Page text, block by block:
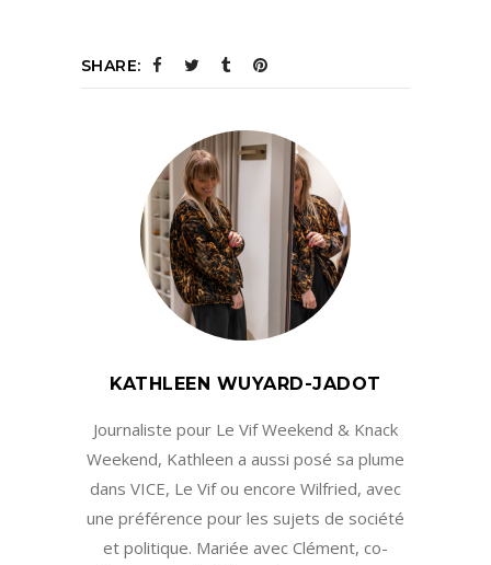
SHARE:
KATHLEEN WUYARD-JADOT
Journaliste pour Le Vif Weekend & Knack
Weekend, Kathleen a aussi posé sa plume
dans VICE, Le Vif ou encore Wilfried, avec
une préférence pour les sujets de société
et politique. Mariée avec Clément, co-